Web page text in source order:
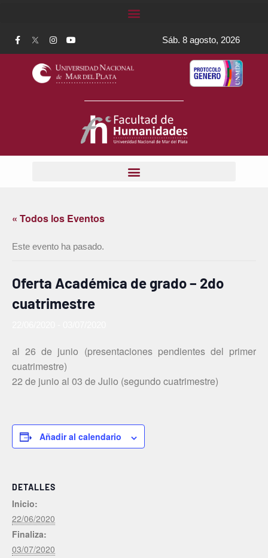
Sáb. 8 agosto, 2026
« Todos los Eventos
Este evento ha pasado.
Oferta Académica de grado − 2do
cuatrimestre
al 26 de junio (presentaciones pendientes del primer
cuatrimestre)
22 de junio al 03 de Julio (segundo cuatrimestre)
Añadir al calendario
DETALLES
Inicio:
22/06/2020
Finaliza:
03/07/2020